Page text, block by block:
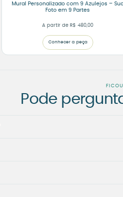
Mural Personalizado com 9 Azulejos –
Foto em 9 Partes
A partir de R$ 480,00
Conhecer a peça
Pode